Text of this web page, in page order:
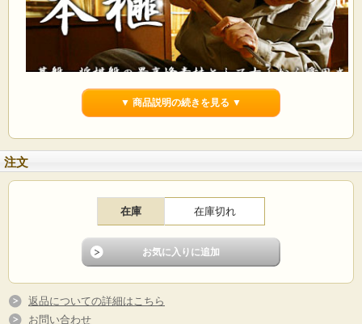
ます。
品質には老舗の自信、職人のこだわりを感じ取ってください。
>>作業の風景はこちら
何かご不明な点がありましたらお気軽にお問い合わせください。
本榧（日本産）柾目無疵乾燥盤
裏面にごく淡いシミがあります。
サイズ463x432x218ミリ 桐覆付
▼ 商品説明の続きを見る ▼
注文
在庫 在庫切れ
返品についての詳細はこちら
お問い合わせ